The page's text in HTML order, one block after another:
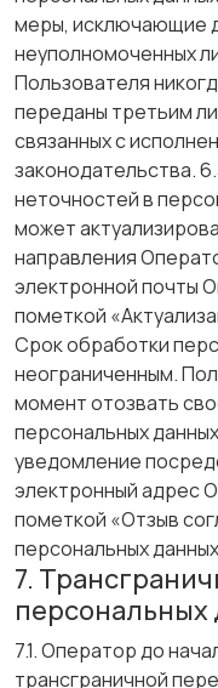
меры, исключающие
неуполномоченных
Пользователя
переданы третьим
связанных с
законодательства.
неточностей в
может
направления
электронной почты
пометкой
Срок обработки
неограниченным.
момент отозвать
персональных
уведомление
электронный адрес
пометкой «Отзыв
персональных
7.
персональных
7.1. Оператор до
трансграничной